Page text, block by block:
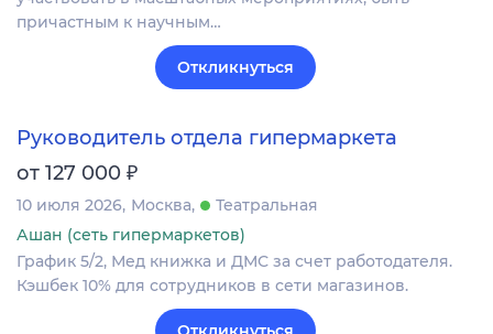
причастным к научным…
Откликнуться
Руководитель отдела гипермаркета
от 127 000 ₽
10 июля 2026 Москва
Театральная
Ашан (сеть гипермаркетов)
График 5/2, Мед книжка и ДМС за счет работодателя.
Кэшбек 10% для сотрудников в сети магазинов.